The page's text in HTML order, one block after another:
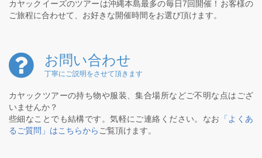
カヤックイーズのツアーは沖縄本島最多の毎日7回開催！お客様の
ご旅程に合わせて、お好きな開催時間をお選び頂けます。
お問い合わせ
丁寧にご説明をさせて頂きます
カヤックツアーの持ち物や服装、集合場所などご不明な点はござ
いませんか？
些細なことでも結構です。気軽にご連絡ください。なお
「よくあ
るご質問」はこちらから ご覧頂けます。